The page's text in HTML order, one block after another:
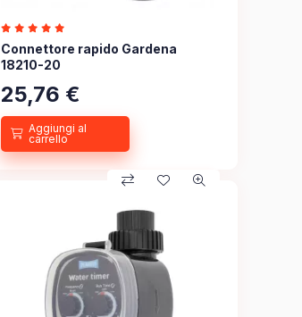
Connettore rapido Gardena
18210-20
25,76 €